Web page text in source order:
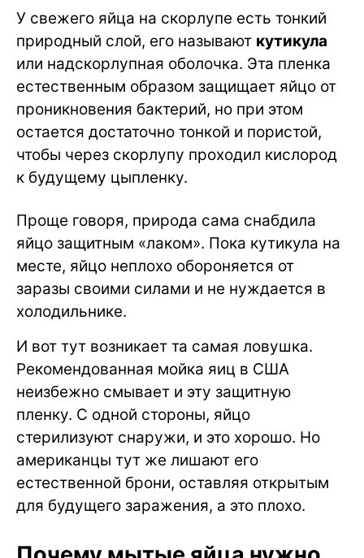
У свежего яйца на скорлупе есть тонкий
природный слой, его называют кутикула
или надскорлупная оболочка. Эта пленка
естественным образом защищает яйцо от
проникновения бактерий, но при этом
остается достаточно тонкой и пористой,
чтобы через скорлупу проходил кислород
к будущему цыпленку.
Проще говоря, природа сама снабдила
яйцо защитным «лаком». Пока кутикула на
месте, яйцо неплохо обороняется от
заразы своими силами и не нуждается в
холодильнике.
И вот тут возникает та самая ловушка.
Рекомендованная мойка яиц в США
неизбежно смывает и эту защитную
пленку. С одной стороны, яйцо
стерилизуют снаружи, и это хорошо. Но
американцы тут же лишают его
естественной брони, оставляя открытым
для будущего заражения, а это плохо.